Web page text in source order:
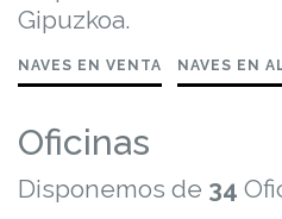
Gipuzkoa.
NAVES EN VENTA NAVES EN
Oficinas
Disponemos de 34